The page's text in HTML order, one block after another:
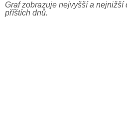
Graf zobrazuje nejvyšší a nejnižší
příštích dnů.